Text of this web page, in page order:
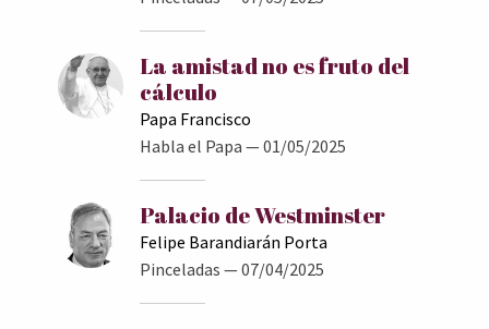
La amistad no es fruto del
cálculo
Papa Francisco
Habla el Papa — 01/05/2025
Palacio de Westminster
Felipe Barandiarán Porta
Pinceladas — 07/04/2025